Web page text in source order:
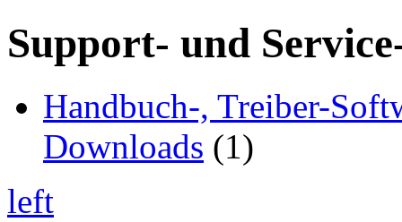
Support- und
Handbuch-, Treiber-
Downloads (1)
left